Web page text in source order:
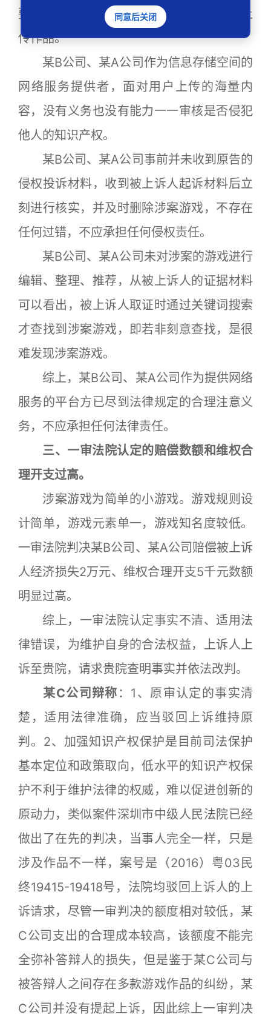
要阅读并同意上述协议的内容，否则无法上
传作品。
某B公司、某A公司作为信息存储空间的
网络服务提供者，面对用户上传的海量内
容，没有义务也没有能力一一审核是否侵犯
他人的知识产权。
某B公司、某A公司事前并未收到原告的
侵权投诉材料，收到被上诉人起诉材料后立
刻进行核实，并及时删除涉案游戏，不存在
任何过错，不应承担任何侵权责任。
某B公司、某A公司未对涉案的游戏进行
编辑、整理、推荐，从被上诉人的证据材料
可以看出，被上诉人取证时通过关键词搜索
才查找到涉案游戏，即若非刻意查找，是很
难发现涉案游戏。
综上，某B公司、某A公司作为提供网络
服务的平台方已尽到法律规定的合理注意义
务，不应承担任何法律责任。
三、一审法院认定的赔偿数额和维权合
理开支过高。
涉案游戏为简单的小游戏。游戏规则设
计简单，游戏元素单一，游戏知名度较低。
一审法院判决某B公司、某A公司赔偿被上诉
人经济损失2万元、维权合理开支5千元数额
明显过高。
综上，一审法院认定事实不清、适用法
律错误，为维护自身的合法权益，上诉人上
诉至贵院，请求贵院查明事实并依法改判。
某C公司辩称 ：1、原审认定的事实清
楚，适用法律准确，应当驳回上诉维持原
判。2、加强知识产权保护是目前司法保护
基本定位和政策取向，低水平的知识产权保
护不利于维护法律的权威，难以促进创新的
原动力，类似案件深圳市中级人民法院已经
做出了在先的判决，当事人完全一样，只是
涉及作品不一样，案号是（2016）粤03民
终19415-19418号，法院均驳回上诉人的上
诉请求，尽管一审判决的额度相对较低，某
C公司支出的合理成本较高，该额度不能完
全弥补答辩人的损失，但是鉴于某C公司与
被答辩人之间存在多款游戏作品的纠纷，某
C公司并没有提起上诉，因此综上一审判决
同意后关闭